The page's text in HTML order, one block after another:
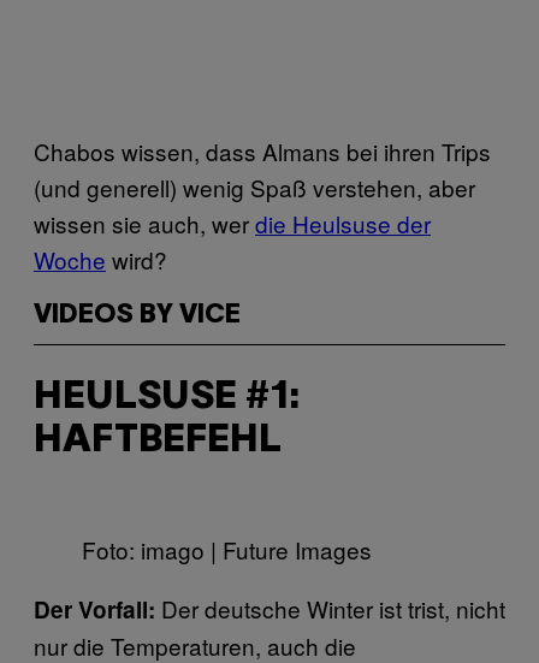
Chabos wissen, dass Almans bei ihren Trips
(und generell) wenig Spaß verstehen, aber
wissen sie auch, werdie Heulsuse der
Woche wird?
VIDEOS BY VICE
HEULSUSE #1:
HAFTBEFEHL
Foto: imago | Future Images
Der Vorfall: Der deutsche Winter ist trist, nicht
nur die Temperaturen, auch die